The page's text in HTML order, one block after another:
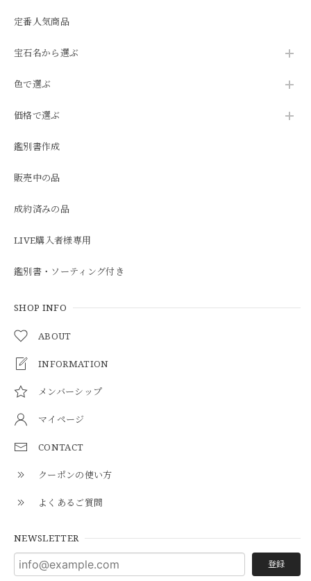
定番人気商品
宝石名から選ぶ
色で選ぶ
価格で選ぶ
鑑別書作成
販売中の品
成約済みの品
LIVE購入者様専用
鑑別書・ソーティング付き
SHOP INFO
ABOUT
INFORMATION
メンバーシップ
マイページ
CONTACT
クーポンの使い方
よくあるご質問
NEWSLETTER
登録